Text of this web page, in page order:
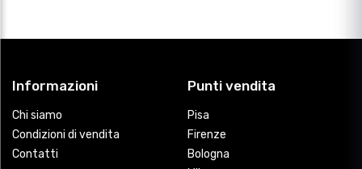
Informazioni
Chi siamo
Condizioni di vendita
Contatti
Punti vendita
Pisa
Firenze
Bologna